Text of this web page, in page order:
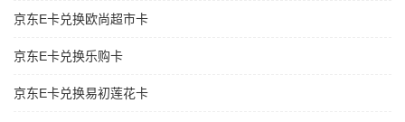
京东E卡兑换欧尚超市卡
京东E卡兑换乐购卡
京东E卡兑换易初莲花卡